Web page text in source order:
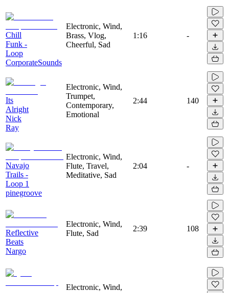
Chill
Funk -
Loop
CorporateSounds
Electronic, Wind,
Brass, Vlog,
Cheerful, Sad
1:16 -
Its
Alright
Nick
Ray
Electronic, Wind,
Trumpet,
Contemporary,
Emotional
2:44 140
Navajo
Trails -
Loop 1
pinegroove
Electronic, Wind,
Flute, Travel,
Meditative, Sad
2:04 -
Reflective
Beats
Nargo
Electronic, Wind,
Flute, Sad
2:39 108
Electronic, Wind,